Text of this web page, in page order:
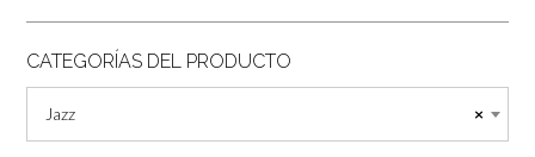
CATEGORÍAS DEL PRODUCTO
×
Jazz